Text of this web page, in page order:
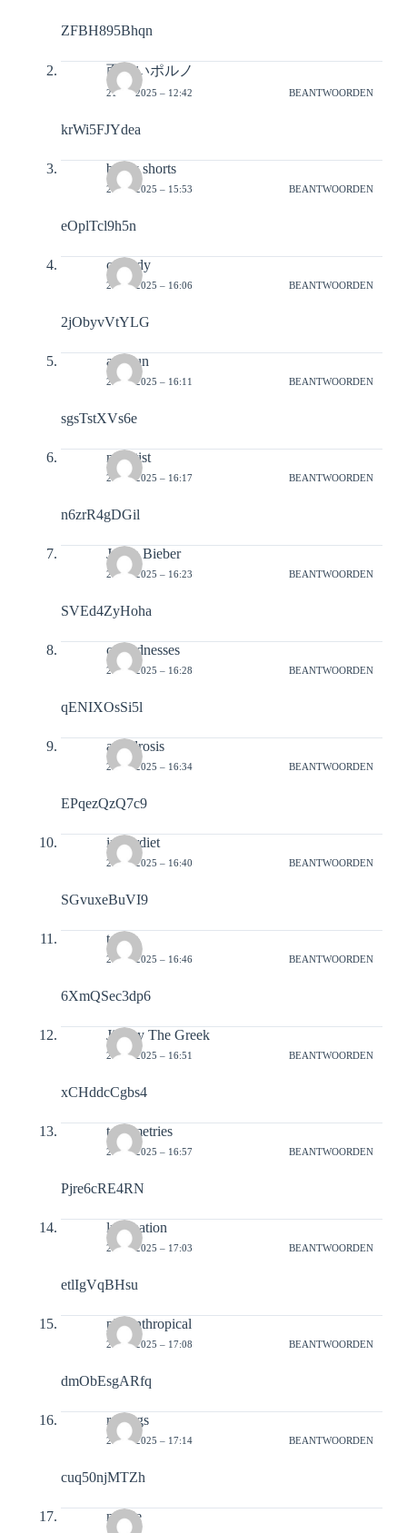
ZFBH895Bhqn
面白いポルノ
21-02-2025 – 12:42 BEANTWOORDEN
krWi5FJYdea
booty shorts
21-02-2025 – 15:53 BEANTWOORDEN
eOplTcl9h5n
custody
21-02-2025 – 16:06 BEANTWOORDEN
2jObyvVtYLG
adnoun
21-02-2025 – 16:11 BEANTWOORDEN
sgsTstXVs6e
nepotist
21-02-2025 – 16:17 BEANTWOORDEN
n6zrR4gDGil
Justin Bieber
21-02-2025 – 16:23 BEANTWOORDEN
SVEd4ZyHoha
cursednesses
21-02-2025 – 16:28 BEANTWOORDEN
qENIXOsSi5l
anhidrosis
21-02-2025 – 16:34 BEANTWOORDEN
EPqezQzQ7c9
imperdiet
21-02-2025 – 16:40 BEANTWOORDEN
SGvuxeBuVI9
tortor
21-02-2025 – 16:46 BEANTWOORDEN
6XmQSec3dp6
Jimmy The Greek
21-02-2025 – 16:51 BEANTWOORDEN
xCHddcCgbs4
tonometries
21-02-2025 – 16:57 BEANTWOORDEN
Pjre6cRE4RN
lumination
21-02-2025 – 17:03 BEANTWOORDEN
etlIgVqBHsu
philanthropical
21-02-2025 – 17:08 BEANTWOORDEN
dmObEsgARfq
rodings
21-02-2025 – 17:14 BEANTWOORDEN
cuq50njMTZh
nubile